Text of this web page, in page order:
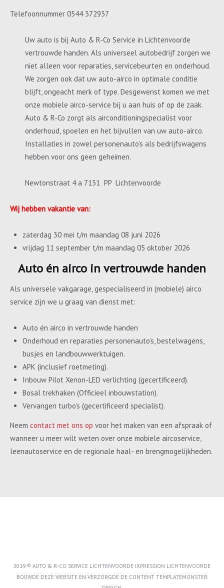
Telefoonnummer 0544 372937
Uw auto is bij Auto & R-Co Service in Lichtenvoorde
vertrouwde handen. Als universeel autobedrijf zorgen we
niet alleen voor reparaties, servicebeurten en onderhoud.
We zorgen ook dat uw auto-airco in optimale conditie
blijft, ongeacht merk of type. Desgewenst komen we met
onze mobiele airco-service bij u aan huis of op de zaak.
Auto & R-Co zorgt als airconditioningspecialist voor
onderhoud, spoelen en het bijvullen van uw auto-airco.
Installaties in zowel personenauto’s als bedrijfswagens
hebben voor ons geen geheimen.
Newtonstraat 4 a 7131 PP Lichtenvoorde
Wij hebben vakantie van:
zaterdag 30 mei t/m maandag 08 juni 2026
vrijdag 11 september t/m maandag 05 oktober 2026
Auto én airco in vertrouwde handen
Als universele vakgarage, gespecialiseerd in (mobiele) airco
service zijn we u graag van dienst met:
Auto én airco in vertrouwde handen
Onderhoud en reparaties personenauto’s, bestelwagens,
busjes en landbouwwerktuigen.
APK (inclusief roetmeting).
Inbouw Pilot Xenon-LED verlichting (gecertificeerd).
Bosal trekhaken (Officieel inbouwstation).
Vervangen turbo’s (gecertificeerd specialist).
Neem contact met ons op voor het maken van een afspraak of
wanneer u meer wilt weten over onze mobiele aircoservice,
leenautoservice en de regionale haal- en brengmogelijkheden.
2019 ® AUTO & R-CO SERVICE LICHTENVOORDE IXPRESSION LICHTENVOORDE
BOUWDE DEZE WEBSITE EN VERZORGDE DE CONTENT TEMPLATEMONSTER